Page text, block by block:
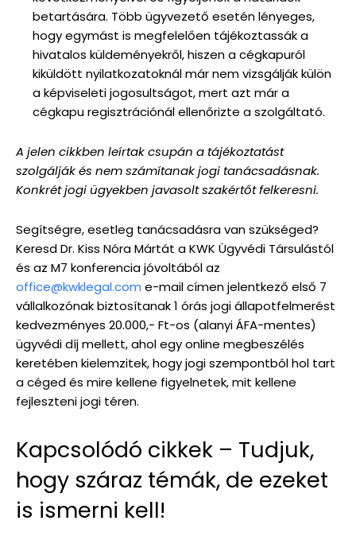
betartására. Több ügyvezető esetén lényeges,
hogy egymást is megfelelően tájékoztassák a
hivatalos küldeményekről, hiszen a cégkapuról
kiküldött nyilatkozatoknál már nem vizsgálják külön
a képviseleti jogosultságot, mert azt már a
cégkapu regisztrációnál ellenőrizte a szolgáltató.
A jelen cikkben leírtak csupán a tájékoztatást
szolgálják és nem számítanak jogi tanácsadásnak.
Konkrét jogi ügyekben javasolt szakértőt felkeresni.
Segítségre, esetleg tanácsadásra van szükséged?
Keresd Dr. Kiss Nóra Mártát a KWK Ügyvédi Társulástól
és az M7 konferencia jóvoltából az
office@kwklegal.com e-mail címen jelentkező első 7
vállalkozónak biztosítanak 1 órás jogi állapotfelmerést
kedvezményes 20.000,- Ft-os (alanyi ÁFA-mentes)
ügyvédi díj mellett, ahol egy online megbeszélés
keretében kielemzitek, hogy jogi szempontból hol tart
a céged és mire kellene figyelnetek, mit kellene
fejleszteni jogi téren.
Kapcsolódó cikkek – Tudjuk,
hogy száraz témák, de ezeket
is ismerni kell!